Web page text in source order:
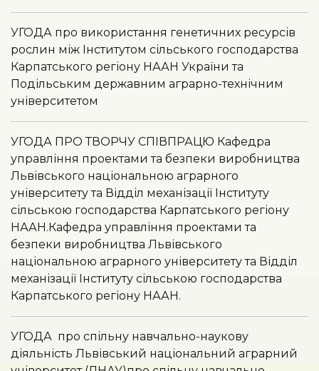
УГОДА про використання генетичних ресурсів
рослин між Інститутом сільського господарства
Карпатського регіону НААН України та
Подільським державним аграрно-технічним
університетом
УГОДА ПРО ТВОРЧУ СПІВПРАЦЮ Кафедра
управління проектами та безпеки виробництва
Львівського національною аграрного
університету та Відділ механізації Інституту
сільською господарства Карпатського регіону
НААН.Кафедра управління проектами та
безпеки виробництва Львівського
національною аграрного університету та Відділ
механізації Інституту сільською господарства
Карпатського регіону НААН.
УГОДА про спільну навчально-наукову
діяльність Львівський національний аграрний